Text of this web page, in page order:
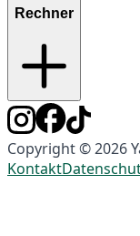
Rechner
Copyright © 2026
Kontakt